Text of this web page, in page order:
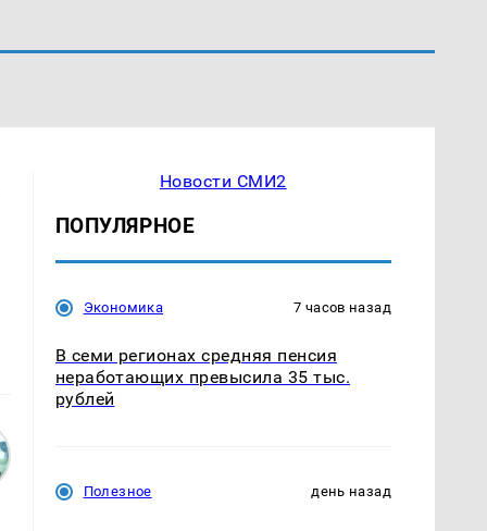
Новости СМИ2
ПОПУЛЯРНОЕ
Экономика 7 часов назад
В семи регионах средняя пенсия
неработающих превысила 35 тыс.
рублей
Полезное день назад